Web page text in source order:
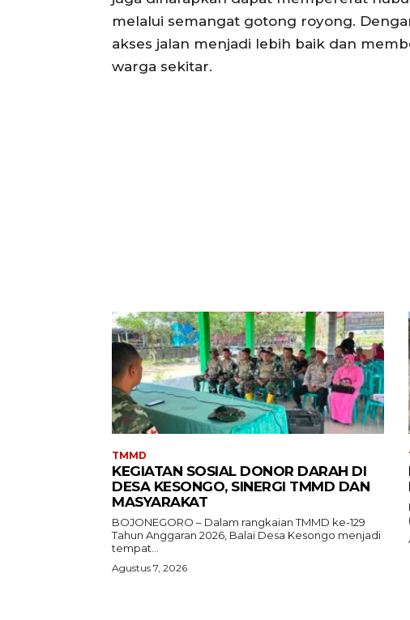
melalui semangat gotong royong.
akses jalan menjadi lebih baik dan
warga sekitar.
TMMD
KEGIATAN SOSIAL DONOR DARAH DI
DESA KESONGO, SINERGI TMMD DAN
MASYARAKAT
BOJONEGORO – Dalam rangkaian TMMD ke-129
Tahun Anggaran 2026, Balai Desa Kesongo menjadi
tempat...
Agustus 7, 2026